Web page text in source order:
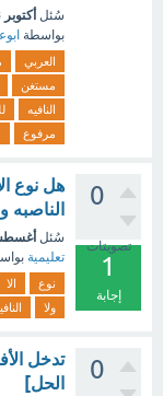
سُئل أكتوبر 18، 2025
بواسطة
العربي
مستغن
النافيه
مرفوع
0
تصويتات
1
إجابة
هل نوع
الناصبه
سُئل أغسطس 6،
تعليمية
نوع الا
ولا
0
تدخل
الحل]